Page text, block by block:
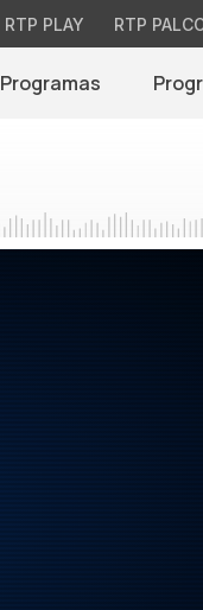
RTP PLAY RTP
Programas